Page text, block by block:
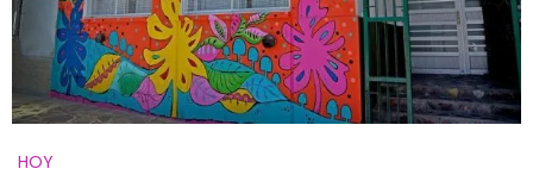
HOY